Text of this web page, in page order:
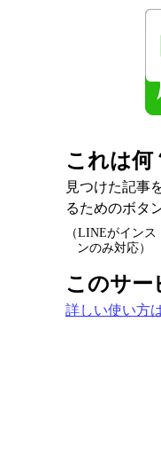
これは何
見つけた記事
るためのボタ
（LINEがイン
ンのみ対応）
このサー
詳しい使い方